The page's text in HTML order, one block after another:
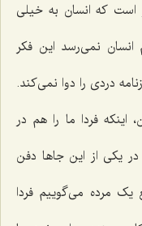
است که انسان به خیلی
انسان نمی‌رسد این فکر
دردی را دوا نمی‌کند.
اینکه فردا ما را هم در
در یکی از این جاها دفن
یک مرده می‌گوییم فردا